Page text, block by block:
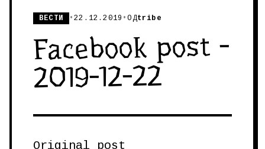
ВЕСТИ •22.12.2019 •ОДtribe
Facebook post -
2019-12-22
Original post